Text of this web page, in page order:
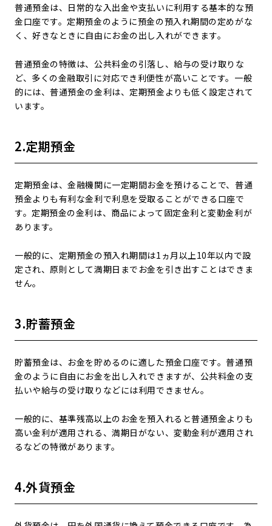
普通預金は、日常的な入出金や支払いに利用する基本的な預
金口座です。定期預金のように預金の預入れ期間の定めがな
く、好きなときに自由にお金の出し入れができます。
普通預金の特徴は、公共料金の引落し、給与の受け取りな
ど、多くの金融取引に対応でき利便性が高いことです。一般
的には、普通預金の金利は、定期預金よりも低く設定されて
います。
2.定期預金
定期預金は、金融機関に一定期間お金を預けることで、普通
預金よりも有利な金利で利息を受取ることができる口座で
す。定期預金の金利は、商品によって固定金利と変動金利が
あります。
一般的に、定期預金の預入れ期間は1ヵ月以上10年以内で設
定され、原則として満期日までお金を引き出すことはできま
せん。
3.貯蓄預金
貯蓄預金は、お金を貯めるのに適した預金口座です。普通預
金のように自由にお金を出し入れできますが、公共料金の支
払いや給与の受け取りなどには利用できません。
一般的に、基準残高以上のお金を預入れると普通預金よりも
高い金利が適用される、満期日がない、変動金利が適用され
るなどの特徴があります。
4.外貨預金